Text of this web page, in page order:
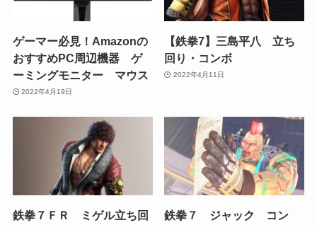
ゲーマー必見！Amazonの
おすすめPC周辺機器 ゲ
ーミングモニター マウス
2022年4月19日
【鉄拳7】三島平八 立ち
回り・コンボ
2022年4月11日
鉄拳７ＦＲ ミゲル立ち回
鉄拳７ ジャック コン